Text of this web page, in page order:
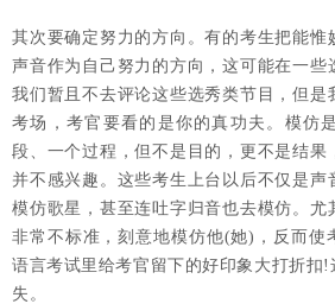
其次要确定努力的方向。有的考生把能惟
声音作为自己努力的方向，这可能在一些
我们暂且不去评论这些选秀类节目，但是
考场，考官要看的是你的真功夫。模仿
段、一个过程，但不是目的，更不是结果
并不感兴趣。这些考生上台以后不仅是声
模仿歌星，甚至连吐字归音也去模仿。尤
非常不标准，刻意地模仿他(她)，反而使
语言考试里给考官留下的好印象大打折扣
失。